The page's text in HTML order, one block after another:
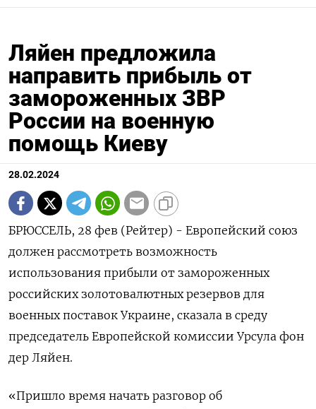
Ляйен предложила
направить прибыль от
замороженных ЗВР
России на военную
помощь Киеву
28.02.2024
БРЮССЕЛЬ, 28 фев (Рейтер) - Европейский союз
должен рассмотреть возможность
использования прибыли от замороженных
российских золотовалютных резервов для
военных поставок Украине, сказала в среду
председатель Европейской комиссии Урсула фон
дер Ляйен.
«Пришло время начать разговор об